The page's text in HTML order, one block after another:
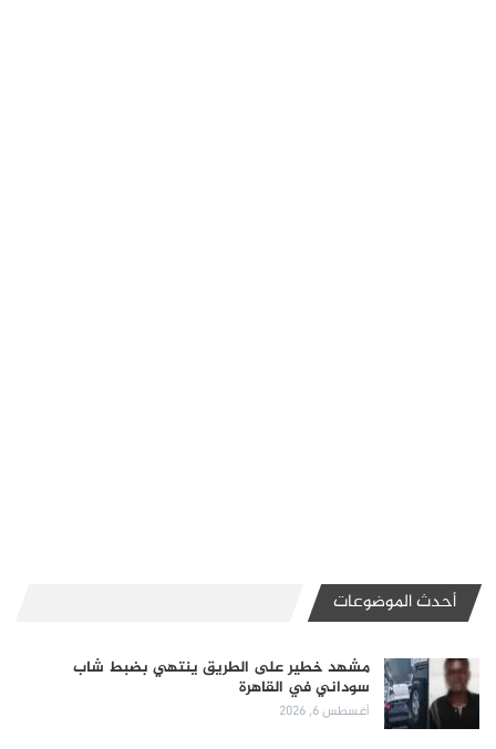
أحدث الموضوعات
مشهد خطير على الطريق ينتهي بضبط شاب
سوداني في القاهرة
أغسطس 6, 2026